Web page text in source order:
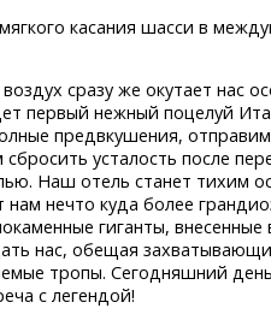
касания шасси в
сразу же окутает нас
первый нежный поцелуй
предвкушения,
усталость после
Наш отель станет тихим
нечто куда более
гиганты, внесенные
нас, обещая
тропы. Сегодняшний
с легендой!